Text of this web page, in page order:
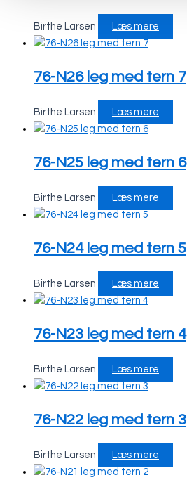
Birthe Larsen Læs mere
76-N26 leg med tern 7
Birthe Larsen Læs mere
76-N25 leg med tern 6
Birthe Larsen Læs mere
76-N24 leg med tern 5
Birthe Larsen Læs mere
76-N23 leg med tern 4
Birthe Larsen Læs mere
76-N22 leg med tern 3
Birthe Larsen Læs mere